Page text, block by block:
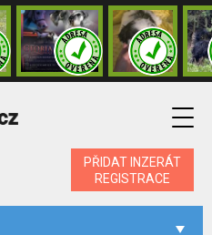
PŘIDAT INZERÁT
REGISTRACE